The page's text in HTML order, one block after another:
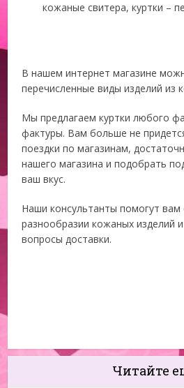
кожаные свитера, куртки –
В нашем интернет магазине
перечисленные виды изделий из
Мы предлагаем куртки любого
фактуры. Вам больше не
поездки по магазинам,
нашего магазина и подобрать
ваш вкус.
Наши консультанты помогут вам
разнообразии кожаных изделий
вопросы доставки.
Читайте